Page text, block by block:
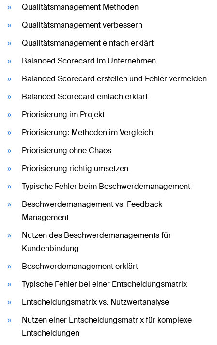
Qualitätsmanagement Methoden
Qualitätsmanagement verbessern
Qualitätsmanagement einfach erklärt
Balanced Scorecard im Unternehmen
Balanced Scorecard erstellen und Fehler vermeiden
Balanced Scorecard einfach erklärt
Priorisierung im Projekt
Priorisierung: Methoden im Vergleich
Priorisierung ohne Chaos
Priorisierung richtig umsetzen
Typische Fehler beim Beschwerdemanagement
Beschwerdemanagement vs. Feedback
Management
Nutzen des Beschwerdemanagements für
Kundenbindung
Beschwerdemanagement erklärt
Typische Fehler bei einer Entscheidungsmatrix
Entscheidungsmatrix vs. Nutzwertanalyse
Nutzen einer Entscheidungsmatrix für komplexe
Entscheidungen